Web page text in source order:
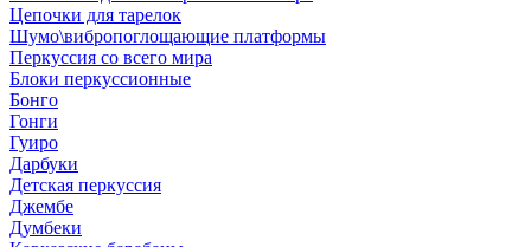
Цепочки для тарелок
Шумо\вибропоглощающие платформы
Перкуссия со всего мира
Блоки перкуссионные
Бонго
Гонги
Гуиро
Дарбуки
Детская перкуссия
Джембе
Думбеки